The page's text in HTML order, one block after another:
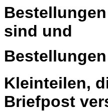
sind und
Kleinteilen,
Briefpost